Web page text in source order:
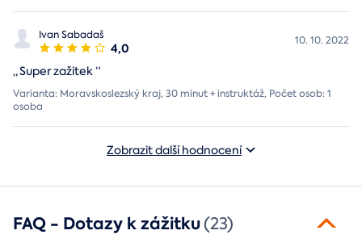
Ivan Sabadaš
4,0 10. 10. 2022
„Super zažitek“
Varianta: Moravskoslezský kraj, 30 minut + instruktáž, Počet osob: 1
osoba
Zobrazit další hodnocení
FAQ - Dotazy k zážitku(23)